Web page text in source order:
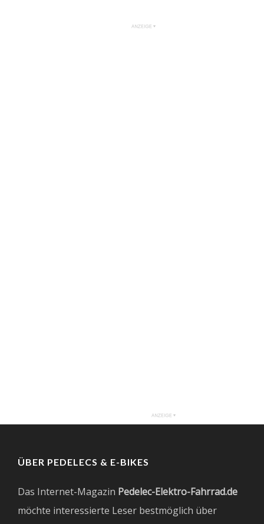
ÜBER PEDELECS & E-BIKES
Das Internet-Magazin Pedelec-Elektro-Fahrrad.de
möchte interessierte Leser bestmöglich über